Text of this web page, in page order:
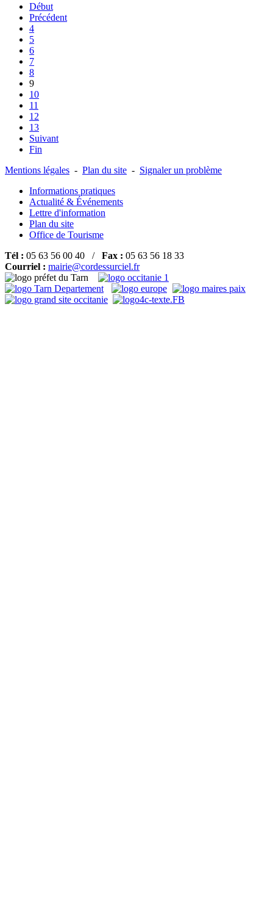
Début
Précédent
4
5
6
7
8
9
10
11
12
13
Suivant
Fin
Mentions légales - Plan du site - Signaler un problème
Informations pratiques
Actualité & Événements
Lettre d'information
Plan du site
Office de Tourisme
Tél : 05 63 56 00 40 / Fax : 05 63 56 18 33
Courriel : mairie@cordessurciel.fr